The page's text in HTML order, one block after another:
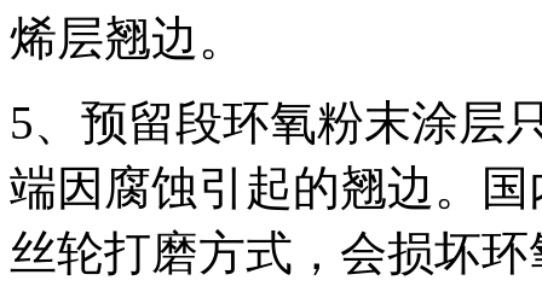
烯层翘边。
5、预留段环氧粉末涂层
端因腐蚀引起的翘边。
丝轮打磨方式，会损坏